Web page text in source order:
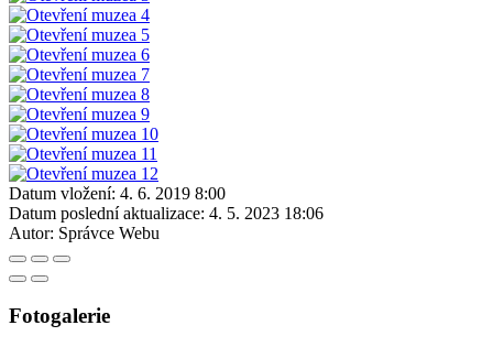
Datum vložení: 4. 6. 2019 8:00
Datum poslední aktualizace: 4. 5. 2023 18:06
Autor: Správce Webu
Fotogalerie